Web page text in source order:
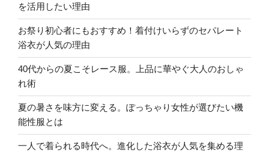
を活用したい理由
お祭り初心者にもおすすめ！着付けいらずのセパレート
浴衣が人気の理由
40代からの夏こそレース服。上品に華やぐ大人のおしゃ
れ術
夏の暑さを味方に変える。ぽっちゃり女性が選びたい機
能性服とは
一人で着られる時代へ。進化した浴衣が人気を集める理